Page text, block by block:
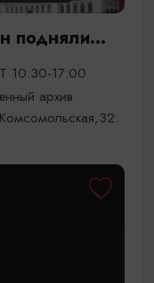
подняли...
10:30-17:00
архив